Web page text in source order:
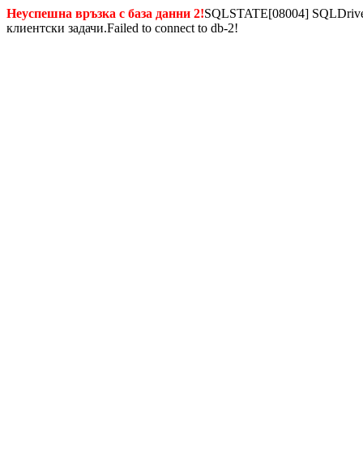
Неуспешна връзка с база данни 2!SQLSTATE[08004]
клиентски задачи.Failed to connect to db-2!